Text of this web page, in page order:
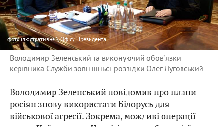
фотоілюстративне \ Офісу Президента
Володимир Зеленський та виконуючий обовʼязки
керівника Служби зовнішньої розвідки Олег Луговський
Володимир Зеленський повідомив про плани
росіян знову використати Білорусь для
військової агресії. Зокрема, можливі операції